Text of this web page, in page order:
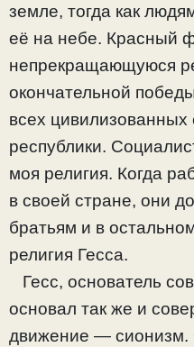
земле, тогда как
её на небе. Красный
непрекращающуюся
окончательной
всех цивилизованных
республики.
моя религия. Когда
в своей стране, они
братьям и в
религия Гесса.
Гесс, основатель
основал так же и
движение —